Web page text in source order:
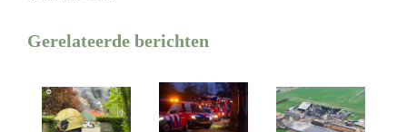
Gerelateerde berichten